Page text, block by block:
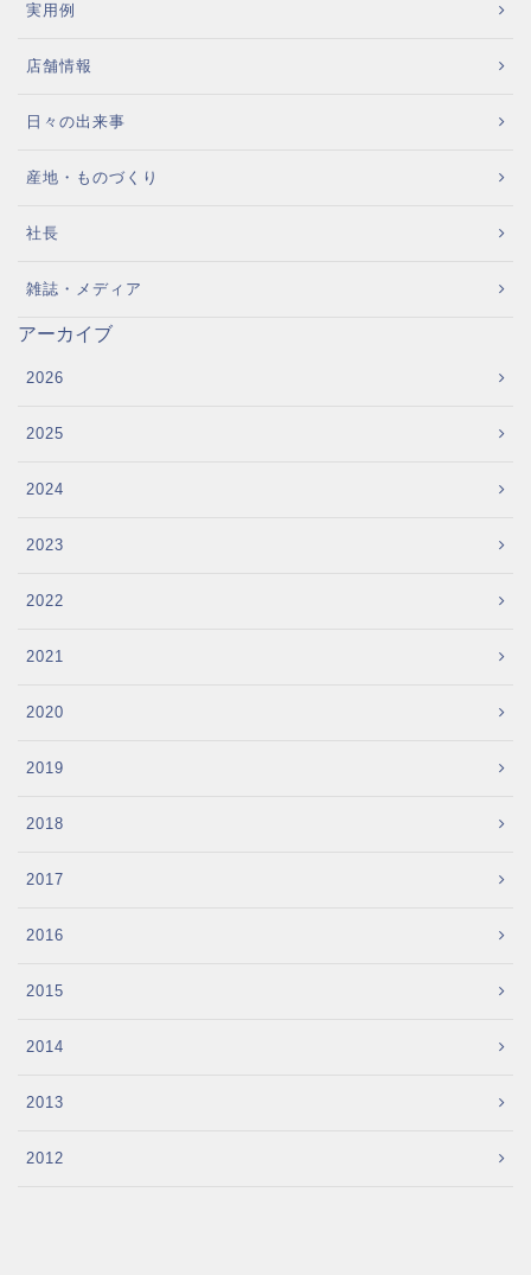
実用例
店舗情報
日々の出来事
産地・ものづくり
社長
雑誌・メディア
アーカイブ
2026
2025
2024
2023
2022
2021
2020
2019
2018
2017
2016
2015
2014
2013
2012